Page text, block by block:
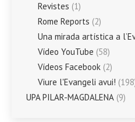
Revistes (1)
Rome Reports (2)
Una mirada artística a
Vídeo YouTube (58)
Vídeos Facebook (2)
Viure l'Evangeli avui!
UPA PILAR-MAGDALENA (9)